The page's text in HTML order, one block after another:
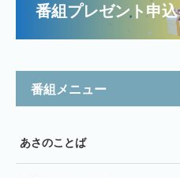
番組プレゼント申込
番組メニュー
あさのことば